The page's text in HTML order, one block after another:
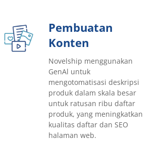
Pembuatan
Konten
Novelship menggunakan
GenAl untuk
mengotomatisasi deskripsi
produk dalam skala besar
untuk ratusan ribu daftar
produk, yang meningkatkan
kualitas daftar dan SEO
halaman web.